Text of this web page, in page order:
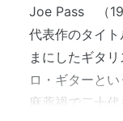
Joe Pass （
代表作のタイ
まにしたギタ
ロ・ギターと
麻薬禍で二十